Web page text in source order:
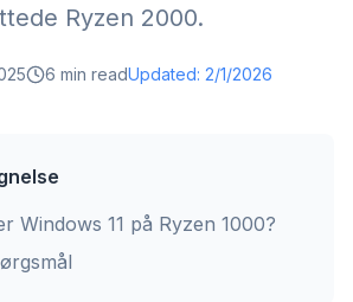
Ryzen 2000.
6 min readUpdated: 2/1/2026
Windows 11 på Ryzen 1000?